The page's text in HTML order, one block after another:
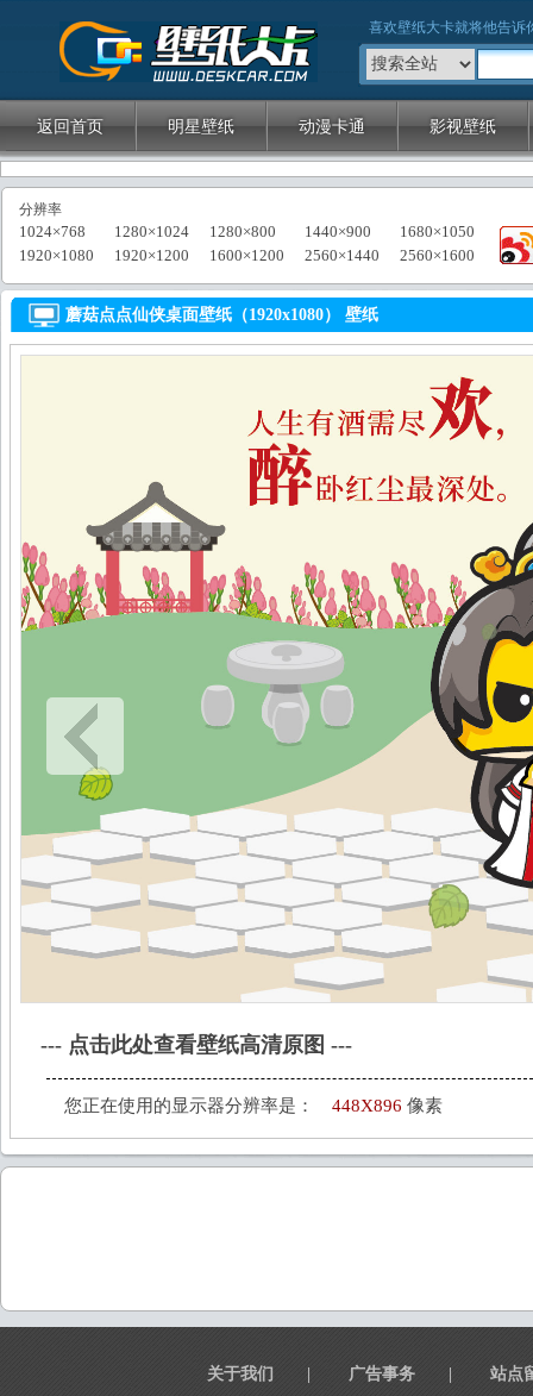
壁纸大卡 喜欢壁纸大卡就将他告诉
返回首页 明星壁纸 动漫卡通 影视壁纸
分辨率
1024×768 1280×1024 1280×800 1440×900
1680×1050
1920×1080
1920×1200 1600×1200 2560×1440 2560×1600
蘑菇点点仙侠桌面壁纸（1920x1080） 壁纸
--- 点击此处查看壁纸高清原图 ---
您正在使用的显示器分辨率是： 448X896 像素
关于我们 广告事务 站点